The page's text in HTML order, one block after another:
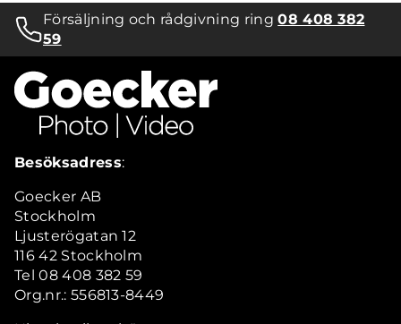
Försäljning och rådgivning ring08 408 382
59
Besöksadress:
Goecker AB
Stockholm
Ljusterögatan 12
116 42 Stockholm
Tel 08 408 382 59
Org.nr.: 556813-8449